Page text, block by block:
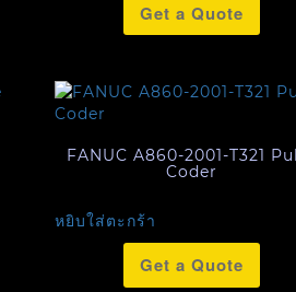
Get a Quote
FANUC A860-2001-T321
Coder
หยิบใส่ตะกร้า
Get a Quote